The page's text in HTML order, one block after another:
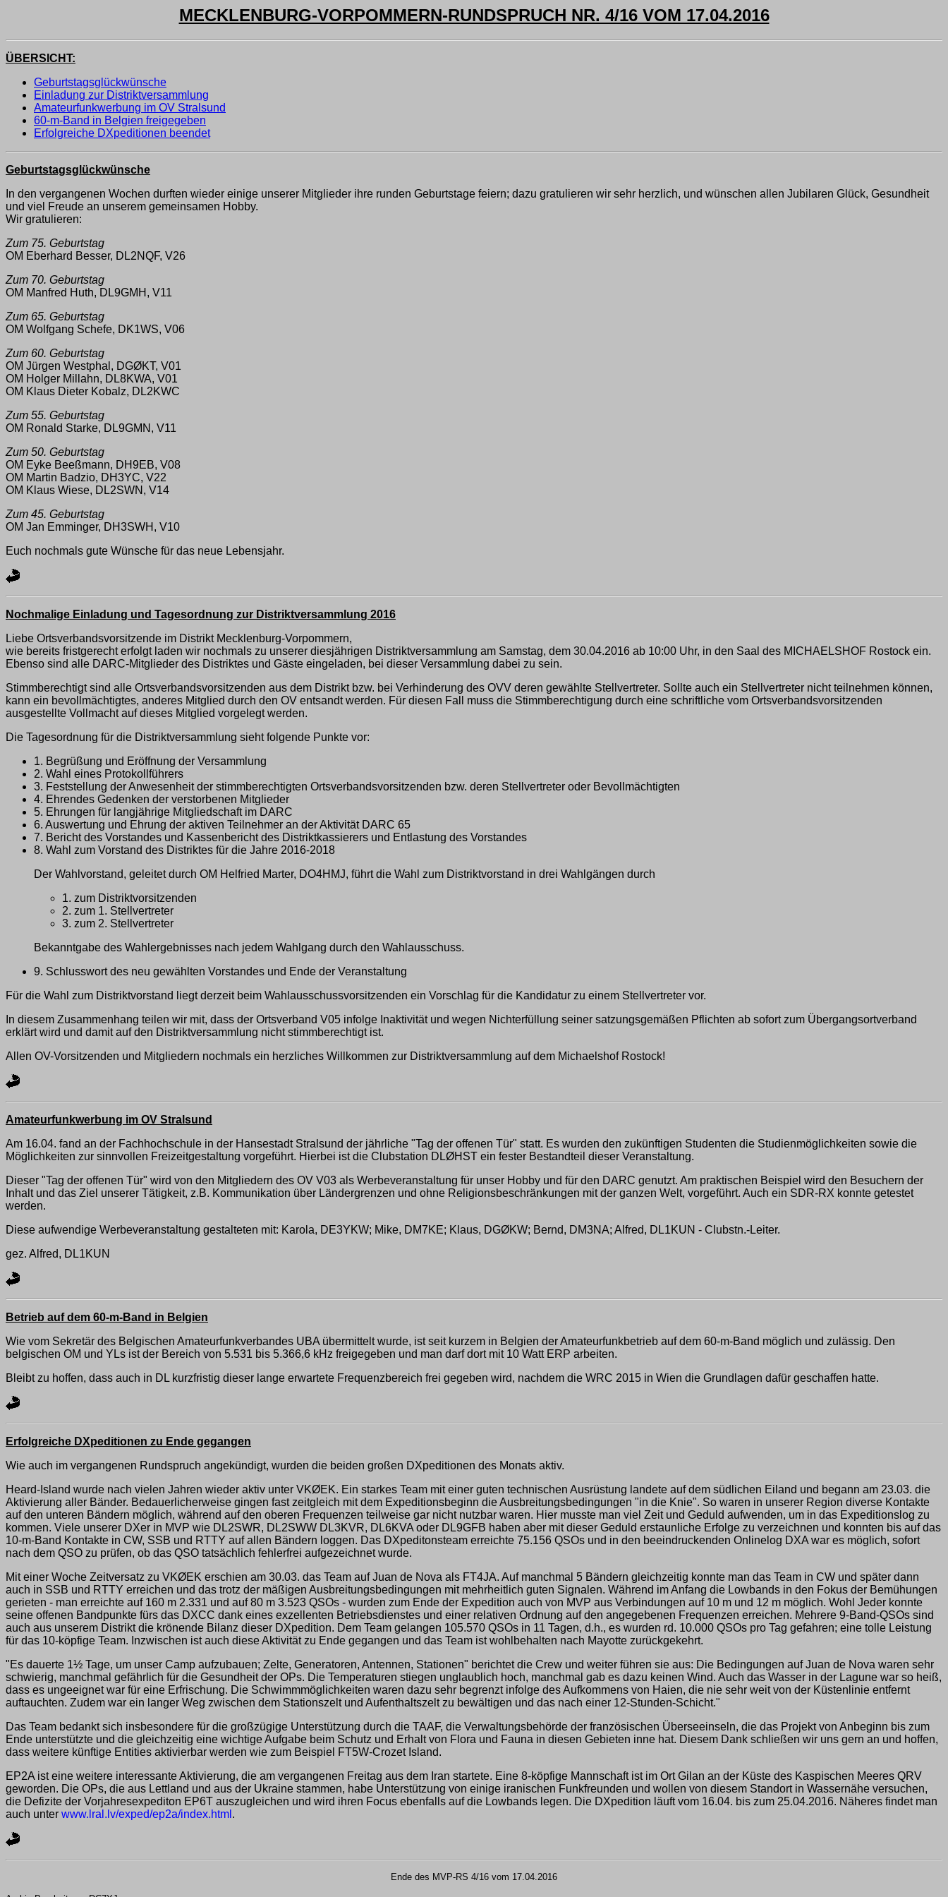
MECKLENBURG-VORPOMMERN-RUNDSPRUCH NR. 4/16 VOM 17.04.2016
ÜBERSICHT:
Geburtstagsglückwünsche
Einladung zur Distriktversammlung
Amateurfunkwerbung im OV Stralsund
60-m-Band in Belgien freigegeben
Erfolgreiche DXpeditionen beendet
Geburtstagsglückwünsche
In den vergangenen Wochen durften wieder einige unserer Mitglieder ihre runden Geburtstage feiern; dazu gratulieren wir sehr herzlich, und wünschen allen Jubilaren Glück, Gesundheit
und viel Freude an unserem gemeinsamen Hobby.
Wir gratulieren:
Zum 75. Geburtstag
OM Eberhard Besser, DL2NQF, V26
Zum 70. Geburtstag
OM Manfred Huth, DL9GMH, V11
Zum 65. Geburtstag
OM Wolfgang Schefe, DK1WS, V06
Zum 60. Geburtstag
OM Jürgen Westphal, DGØKT, V01
OM Holger Millahn, DL8KWA, V01
OM Klaus Dieter Kobalz, DL2KWC
Zum 55. Geburtstag
OM Ronald Starke, DL9GMN, V11
Zum 50. Geburtstag
OM Eyke Beeßmann, DH9EB, V08
OM Martin Badzio, DH3YC, V22
OM Klaus Wiese, DL2SWN, V14
Zum 45. Geburtstag
OM Jan Emminger, DH3SWH, V10
Euch nochmals gute Wünsche für das neue Lebensjahr.
Nochmalige Einladung und Tagesordnung zur Distriktversammlung 2016
Liebe Ortsverbandsvorsitzende im Distrikt Mecklenburg-Vorpommern,
wie bereits fristgerecht erfolgt laden wir nochmals zu unserer diesjährigen Distriktversammlung am Samstag, dem 30.04.2016 ab 10:00 Uhr, in den Saal des MICHAELSHOF Rostock ein.
Ebenso sind alle DARC-Mitglieder des Distriktes und Gäste eingeladen, bei dieser Versammlung dabei zu sein.
Stimmberechtigt sind alle Ortsverbandsvorsitzenden aus dem Distrikt bzw. bei Verhinderung des OVV deren gewählte Stellvertreter. Sollte auch ein Stellvertreter nicht teilnehmen können,
kann ein bevollmächtigtes, anderes Mitglied durch den OV entsandt werden. Für diesen Fall muss die Stimmberechtigung durch eine schriftliche vom Ortsverbandsvorsitzenden
ausgestellte Vollmacht auf dieses Mitglied vorgelegt werden.
Die Tagesordnung für die Distriktversammlung sieht folgende Punkte vor:
1. Begrüßung und Eröffnung der Versammlung
2. Wahl eines Protokollführers
3. Feststellung der Anwesenheit der stimmberechtigten Ortsverbandsvorsitzenden bzw. deren Stellvertreter oder Bevollmächtigten
4. Ehrendes Gedenken der verstorbenen Mitglieder
5. Ehrungen für langjährige Mitgliedschaft im DARC
6. Auswertung und Ehrung der aktiven Teilnehmer an der Aktivität DARC 65
7. Bericht des Vorstandes und Kassenbericht des Distriktkassierers und Entlastung des Vorstandes
8. Wahl zum Vorstand des Distriktes für die Jahre 2016-2018
Der Wahlvorstand, geleitet durch OM Helfried Marter, DO4HMJ, führt die Wahl zum Distriktvorstand in drei Wahlgängen durch
1. zum Distriktvorsitzenden
2. zum 1. Stellvertreter
3. zum 2. Stellvertreter
Bekanntgabe des Wahlergebnisses nach jedem Wahlgang durch den Wahlausschuss.
9. Schlusswort des neu gewählten Vorstandes und Ende der Veranstaltung
Für die Wahl zum Distriktvorstand liegt derzeit beim Wahlausschussvorsitzenden ein Vorschlag für die Kandidatur zu einem Stellvertreter vor.
In diesem Zusammenhang teilen wir mit, dass der Ortsverband V05 infolge Inaktivität und wegen Nichterfüllung seiner satzungsgemäßen Pflichten ab sofort zum Übergangsortverband
erklärt wird und damit auf den Distriktversammlung nicht stimmberechtigt ist.
Allen OV-Vorsitzenden und Mitgliedern nochmals ein herzliches Willkommen zur Distriktversammlung auf dem Michaelshof Rostock!
Amateurfunkwerbung im OV Stralsund
Am 16.04. fand an der Fachhochschule in der Hansestadt Stralsund der jährliche "Tag der offenen Tür" statt. Es wurden den zukünftigen Studenten die Studienmöglichkeiten sowie die
Möglichkeiten zur sinnvollen Freizeitgestaltung vorgeführt. Hierbei ist die Clubstation DLØHST ein fester Bestandteil dieser Veranstaltung.
Dieser "Tag der offenen Tür" wird von den Mitgliedern des OV V03 als Werbeveranstaltung für unser Hobby und für den DARC genutzt. Am praktischen Beispiel wird den Besuchern der
Inhalt und das Ziel unserer Tätigkeit, z.B. Kommunikation über Ländergrenzen und ohne Religionsbeschränkungen mit der ganzen Welt, vorgeführt. Auch ein SDR-RX konnte getestet
werden.
Diese aufwendige Werbeveranstaltung gestalteten mit: Karola, DE3YKW; Mike, DM7KE; Klaus, DGØKW; Bernd, DM3NA; Alfred, DL1KUN - Clubstn.-Leiter.
gez. Alfred, DL1KUN
Betrieb auf dem 60-m-Band in Belgien
Wie vom Sekretär des Belgischen Amateurfunkverbandes UBA übermittelt wurde, ist seit kurzem in Belgien der Amateurfunkbetrieb auf dem 60-m-Band möglich und zulässig. Den
belgischen OM und YLs ist der Bereich von 5.531 bis 5.366,6 kHz freigegeben und man darf dort mit 10 Watt ERP arbeiten.
Bleibt zu hoffen, dass auch in DL kurzfristig dieser lange erwartete Frequenzbereich frei gegeben wird, nachdem die WRC 2015 in Wien die Grundlagen dafür geschaffen hatte.
Erfolgreiche DXpeditionen zu Ende gegangen
Wie auch im vergangenen Rundspruch angekündigt, wurden die beiden großen DXpeditionen des Monats aktiv.
Heard-Island wurde nach vielen Jahren wieder aktiv unter VKØEK. Ein starkes Team mit einer guten technischen Ausrüstung landete auf dem südlichen Eiland und begann am 23.03. die
Aktivierung aller Bänder. Bedauerlicherweise gingen fast zeitgleich mit dem Expeditionsbeginn die Ausbreitungsbedingungen "in die Knie". So waren in unserer Region diverse Kontakte
auf den unteren Bändern möglich, während auf den oberen Frequenzen teilweise gar nicht nutzbar waren. Hier musste man viel Zeit und Geduld aufwenden, um in das Expeditionslog zu
kommen. Viele unserer DXer in MVP wie DL2SWR, DL2SWW DL3KVR, DL6KVA oder DL9GFB haben aber mit dieser Geduld erstaunliche Erfolge zu verzeichnen und konnten bis auf das
10-m-Band Kontakte in CW, SSB und RTTY auf allen Bändern loggen. Das DXpeditonsteam erreichte 75.156 QSOs und in den beeindruckenden Onlinelog DXA war es möglich, sofort
nach dem QSO zu prüfen, ob das QSO tatsächlich fehlerfrei aufgezeichnet wurde.
Mit einer Woche Zeitversatz zu VKØEK erschien am 30.03. das Team auf Juan de Nova als FT4JA. Auf manchmal 5 Bändern gleichzeitig konnte man das Team in CW und später dann
auch in SSB und RTTY erreichen und das trotz der mäßigen Ausbreitungsbedingungen mit mehrheitlich guten Signalen. Während im Anfang die Lowbands in den Fokus der Bemühungen
gerieten - man erreichte auf 160 m 2.331 und auf 80 m 3.523 QSOs - wurden zum Ende der Expedition auch von MVP aus Verbindungen auf 10 m und 12 m möglich. Wohl Jeder konnte
seine offenen Bandpunkte fürs das DXCC dank eines exzellenten Betriebsdienstes und einer relativen Ordnung auf den angegebenen Frequenzen erreichen. Mehrere 9-Band-QSOs sind
auch aus unserem Distrikt die krönende Bilanz dieser DXpedition. Dem Team gelangen 105.570 QSOs in 11 Tagen, d.h., es wurden rd. 10.000 QSOs pro Tag gefahren; eine tolle Leistung
für das 10-köpfige Team. Inzwischen ist auch diese Aktivität zu Ende gegangen und das Team ist wohlbehalten nach Mayotte zurückgekehrt.
"Es dauerte 1½ Tage, um unser Camp aufzubauen; Zelte, Generatoren, Antennen, Stationen" berichtet die Crew und weiter führen sie aus: Die Bedingungen auf Juan de Nova waren sehr
schwierig, manchmal gefährlich für die Gesundheit der OPs. Die Temperaturen stiegen unglaublich hoch, manchmal gab es dazu keinen Wind. Auch das Wasser in der Lagune war so heiß,
dass es ungeeignet war für eine Erfrischung. Die Schwimmmöglichkeiten waren dazu sehr begrenzt infolge des Aufkommens von Haien, die nie sehr weit von der Küstenlinie entfernt
auftauchten. Zudem war ein langer Weg zwischen dem Stationszelt und Aufenthaltszelt zu bewältigen und das nach einer 12-Stunden-Schicht."
Das Team bedankt sich insbesondere für die großzügige Unterstützung durch die TAAF, die Verwaltungsbehörde der französischen Überseeinseln, die das Projekt von Anbeginn bis zum
Ende unterstützte und die gleichzeitig eine wichtige Aufgabe beim Schutz und Erhalt von Flora und Fauna in diesen Gebieten inne hat. Diesem Dank schließen wir uns gern an und hoffen,
dass weitere künftige Entities aktivierbar werden wie zum Beispiel FT5W-Crozet Island.
EP2A ist eine weitere interessante Aktivierung, die am vergangenen Freitag aus dem Iran startete. Eine 8-köpfige Mannschaft ist im Ort Gilan an der Küste des Kaspischen Meeres QRV
geworden. Die OPs, die aus Lettland und aus der Ukraine stammen, habe Unterstützung von einige iranischen Funkfreunden und wollen von diesem Standort in Wassernähe versuchen,
die Defizite der Vorjahresexpediton EP6T auszugleichen und wird ihren Focus ebenfalls auf die Lowbands legen. Die DXpedition läuft vom 16.04. bis zum 25.04.2016. Näheres findet man
auch unter www.lral.lv/exped/ep2a/index.html .
Ende des MVP-RS 4/16 vom 17.04.2016